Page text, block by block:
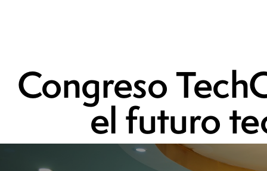
Congreso
el futuro